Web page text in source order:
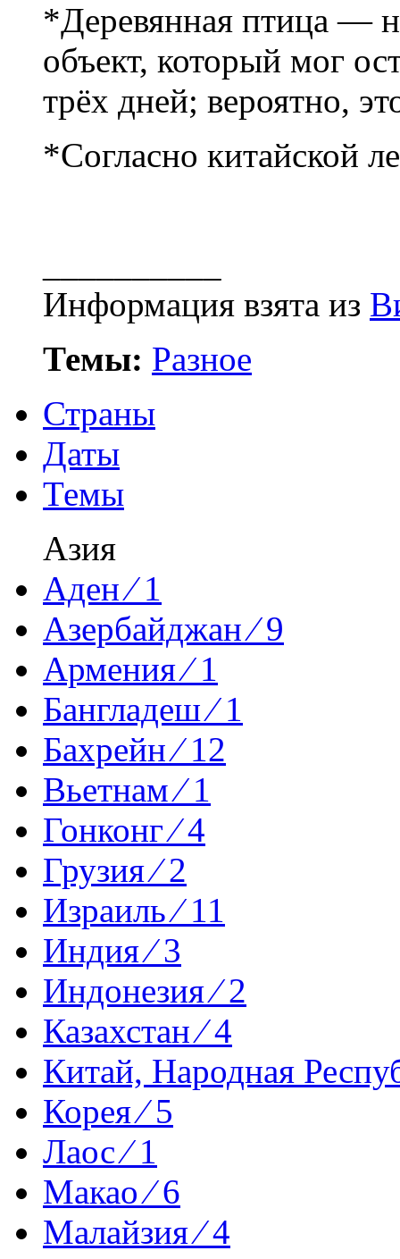
*Деревянная птица —
объект, который мог
трёх дней; вероятно,
*Согласно китайской
Информация взята из
Темы: Разное
Страны
Даты
Темы
Азия
Аден ⁄ 1
Азербайджан ⁄ 9
Армения ⁄ 1
Бангладеш ⁄ 1
Бахрейн ⁄ 12
Вьетнам ⁄ 1
Гонконг ⁄ 4
Грузия ⁄ 2
Израиль ⁄ 11
Индия ⁄ 3
Индонезия ⁄ 2
Казахстан ⁄ 4
Китай, Народная
Корея ⁄ 5
Лаос ⁄ 1
Макао ⁄ 6
Малайзия ⁄ 4